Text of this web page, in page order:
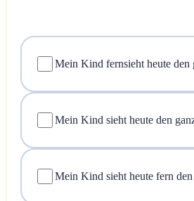
Mein Kind fernsieht heute den
Mein Kind sieht heute den
Mein Kind sieht heute fern den